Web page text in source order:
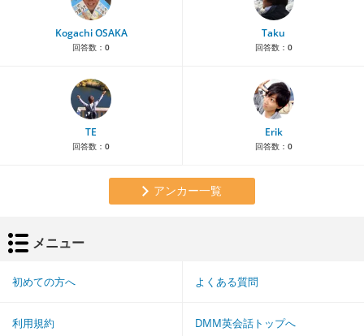
Kogachi OSAKA
回答数： 0
Taku
回答数： 0
TE
回答数： 0
Erik
回答数： 0
アンカー一覧
メニュー
初めての方へ よくある質問
利用規約 DMM英会話トップへ